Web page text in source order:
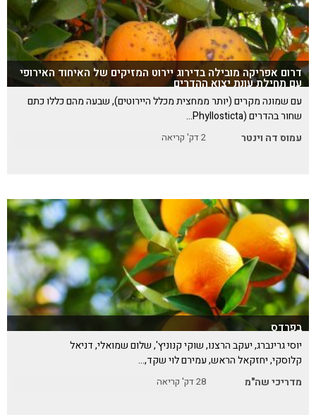
דרום אפריקה מובילה בדירוג יירוט המזיקים של האיחוד האירופי
עם תחילת עונת יצוא ההדרים
עם שמונה מקרים (יותר ממחצית מכלל היירוטים), שבעה מהם כללו כתם
שחור בהדרים (Phyllosticta…
עמוס דה וינטר
2דק' קריאה
בפרדס
יוסי גרינברג, יעקב הרצנו, שוקי קנוניץ', שלום שמואלי, דניאל
קלוסקי, יחזקאל הראש, עמירם לוי שקד,…
מדריכי שה"מ
28דק' קריאה